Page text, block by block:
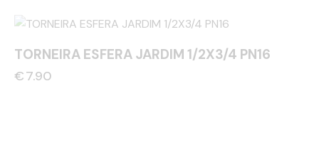
TORNEIRA ESFERA JARDIM 1/2X3/4 PN16
€7.90